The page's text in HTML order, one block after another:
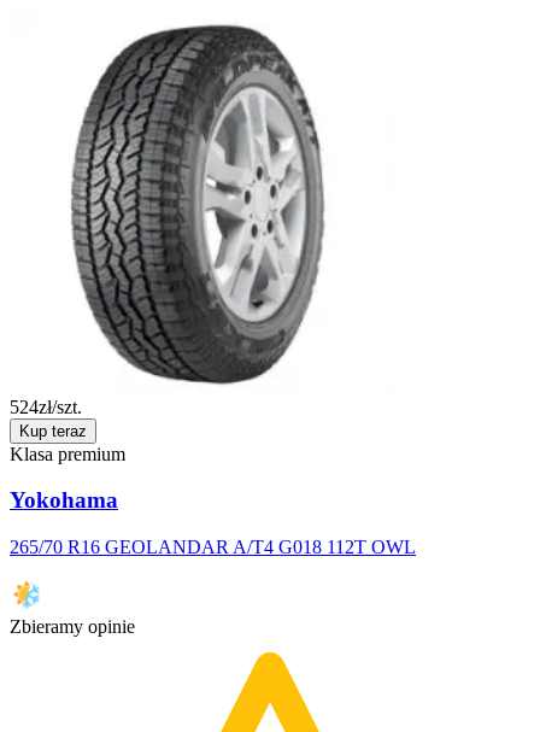
524zł/szt.
Kup teraz
Klasa premium
Yokohama
265/70 R16 GEOLANDAR A/T4 G018 112T OWL
Zbieramy opinie